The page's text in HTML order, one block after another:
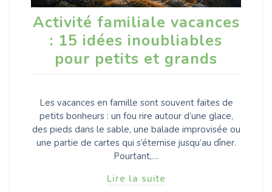
Activité familiale vacances
: 15 idées inoubliables
pour petits et grands
Les vacances en famille sont souvent faites de
petits bonheurs : un fou rire autour d’une glace,
des pieds dans le sable, une balade improvisée ou
une partie de cartes qui s’éternise jusqu’au dîner.
Pourtant,…
Lire la suite